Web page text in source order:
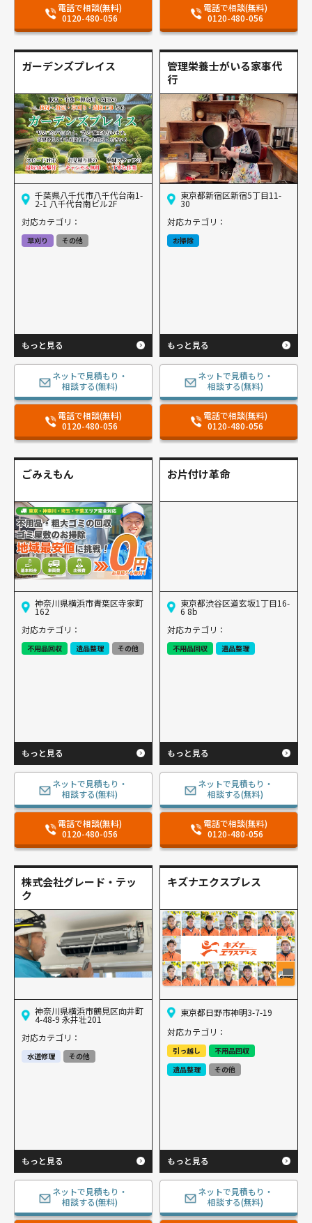
電話で相談(無料)
0120-480-056
電話で相談(無料)
0120-480-056
ガーデンズプレイス
千葉県八千代市八千代台南1-
2-1 八千代台南ビル2F
対応カテゴリ：
草刈り その他
もっと見る
ネットで見積もり・
相談する(無料)
電話で相談(無料)
0120-480-056
管理栄養士がいる家事代
行
東京都新宿区新宿5丁目11-
30
対応カテゴリ：
お掃除
もっと見る
ネットで見積もり・
相談する(無料)
電話で相談(無料)
0120-480-056
ごみえもん
神奈川県横浜市青葉区寺家町
162
対応カテゴリ：
不用品回収 遺品整理 その他
もっと見る
ネットで見積もり・
相談する(無料)
電話で相談(無料)
0120-480-056
お片付け革命
東京都渋谷区道玄坂1丁目16-
6 8b
対応カテゴリ：
不用品回収 遺品整理
もっと見る
ネットで見積もり・
相談する(無料)
電話で相談(無料)
0120-480-056
株式会社グレード・テッ
ク
神奈川県横浜市鶴見区向井町
4-48-9 永井壮201
対応カテゴリ：
水道修理 その他
もっと見る
ネットで見積もり・
相談する(無料)
キズナエクスプレス
東京都日野市神明3-7-19
対応カテゴリ：
引っ越し
不用品回収
遺品整理
その他
もっと見る
ネットで見積もり・
相談する(無料)